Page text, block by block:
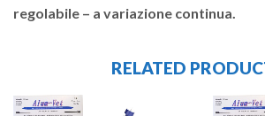
regolabile – a variazione continua.
RELATED